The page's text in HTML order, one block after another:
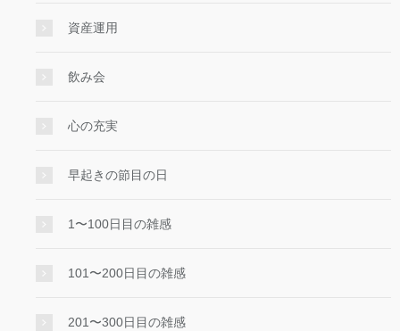
資産運用
飲み会
心の充実
早起きの節目の日
1〜100日目の雑感
101〜200日目の雑感
201〜300日目の雑感